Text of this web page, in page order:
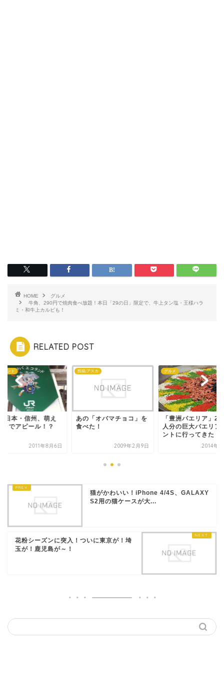
HOME
グルメ
牛角、290円で焼肉食べ放題！本日「29の日」限定で、牛上タン塩・王様ハラ
ミ・和牛上カルビも！
RELATED POST
ベント
日本・信州、萌え
ラでアピール！？
2011年8月6日
投稿:アスカ
あの「オバマチョコ」を
食べた！
2009年2月9日
グルメ
「豊洲パエリア」
人分の巨大パエリア
ントに行ってきた！
2014年7
猫がかわいい！iPhone 4/4S、GALAXY
S2用の猫ケースが大...
花粉シーズンに突入！ついに東京が！埼
玉が！鹿児島が～！